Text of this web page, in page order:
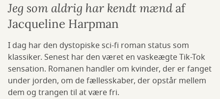
Jeg som aldrig har kendt mændaf
Jacqueline Harpman
I dag har den dystopiske sci-fi roman status som
klassiker. Senest har den været en vaskeægte Tik-Tok
sensation. Romanen handler om kvinder, der er fanget
under jorden, om de fællesskaber, der opstår mellem
dem og trangen til at være fri.